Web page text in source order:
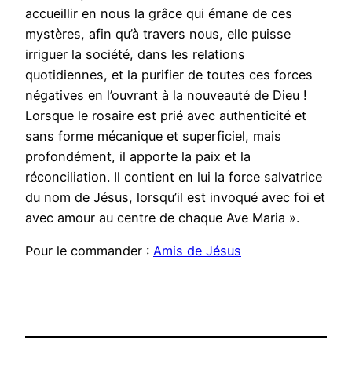
accueillir en nous la grâce qui émane de ces
mystères, afin qu’à travers nous, elle puisse
irriguer la société, dans les relations
quotidiennes, et la purifier de toutes ces forces
négatives en l’ouvrant à la nouveauté de Dieu !
Lorsque le rosaire est prié avec authenticité et
sans forme mécanique et superficiel, mais
profondément, il apporte la paix et la
réconciliation. Il contient en lui la force salvatrice
du nom de Jésus, lorsqu’il est invoqué avec foi et
avec amour au centre de chaque Ave Maria ».
Pour le commander : Amis de Jésus